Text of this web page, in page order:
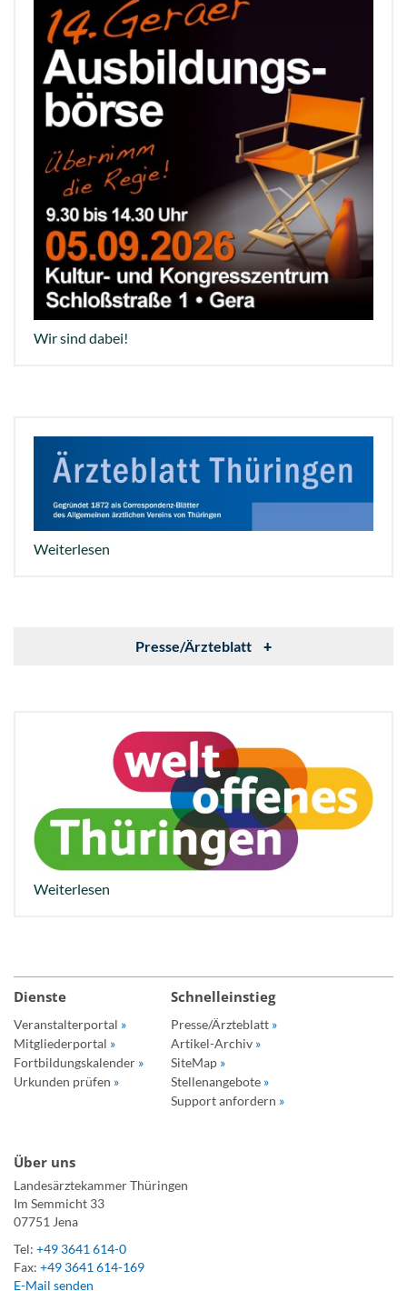
Wir sind dabei!
Weiterlesen
Presse/Ärzteblatt +
Weiterlesen
Dienste
Veranstalterportal »
Mitgliederportal »
Fortbildungskalender »
Urkunden prüfen »
Schnelleinstieg
Presse/Ärzteblatt »
Artikel-Archiv »
SiteMap »
Stellenangebote »
Support anfordern »
Über uns
Landesärztekammer Thüringen
Im Semmicht 33
07751 Jena
Tel: +49 3641 614-0
Fax: +49 3641 614-169
E-Mail senden